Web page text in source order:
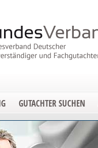
GUTACHTER SUCHEN